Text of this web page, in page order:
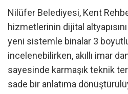
Nilüfer Belediyesi, Kent
hizmetlerinin dijital
yeni sistemle binalar 3
incelenebilirken, akıllı imar
sayesinde karmaşık teknik
sade bir anlatıma